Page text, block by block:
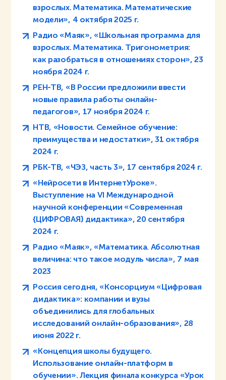
взрослых. Математика. Математические
модели», 4 октября 2025 г.
Радио «Маяк», «Школьная программа для
взрослых. Математика. Тригонометрия:
как разобраться в отношениях сторон», 23
ноября 2024 г.
РЕН-ТВ, «В России предложили ввести
новые правила работы онлайн-
педагогов», 17 ноября 2024 г.
НТВ, «Новости. Семейное обучение:
преимущества и недостатки», 31 октября
2024 г.
РБК-ТВ, «ЧЭЗ, часть 3», 17 сентября 2024 г.
«Нейросети в ИнтернетУроке».
Выступление на VI Международной
научной конференции «Современная
{ЦИФРОВАЯ} дидактика», 20 сентября
2024 г.
Радио «Маяк», «Математика. Абсолютная
величина: что такое модуль числа», 7 мая
2023
Россия сегодня, «Консорциум «Цифровая
дидактика»: компании и вузы
объединились для глобальных
исследований онлайн-образования», 28
июня 2022 г.
«Концепция школы будущего.
Использование онлайн-платформ в
обучении». Лекция финала конкурса «Урок